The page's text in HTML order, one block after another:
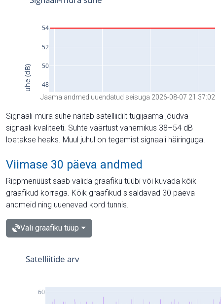
Jaama andmed uuendatud seisuga 2026-08-07 21:37:02
Signaali-müra suhe näitab satelliidilt tugijaama jõudva
signaali kvaliteeti. Suhte väärtust vahemikus 38–54 dB
loetakse heaks. Muul juhul on tegemist signaali häiringuga.
Viimase 30 päeva andmed
Rippmenüüst saab valida graafiku tüübi või kuvada kõik
graafikud korraga. Kõik graafikud sisaldavad 30 päeva
andmeid ning uuenevad kord tunnis.
Vali graafiku tüüp
60
Satelliitide arv